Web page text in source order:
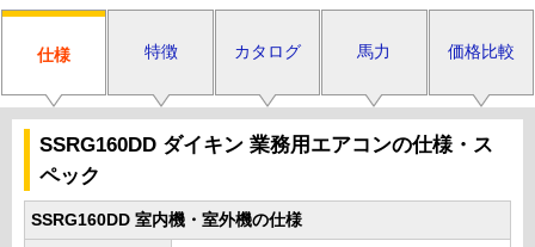
仕様 特徴 カタログ 馬力 価格比較
SSRG160DD ダイキン 業務用エアコンの仕様・ス
ペック
SSRG160DD 室内機・室外機の仕様